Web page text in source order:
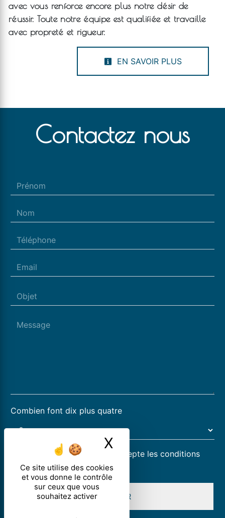
Ce site utilise des cookies
et vous donne le contrôle
sur ceux que vous
souhaitez activer
X Masquer le
avec vous renforce encore plus notre désir de
réussir. Toute notre équipe est qualifiée et travaille
avec propreté et rigueur.
EN SAVOIR PLUS
Contactez nous
Combien font dix plus quatre
En cochant cette case, j'accepte les conditions
particulières ci-dessous **
ENVOYER